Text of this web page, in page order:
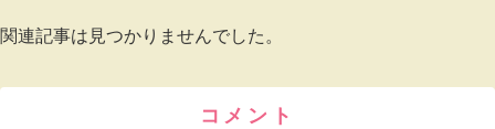
関連記事は見つかりませんでした。
コメント